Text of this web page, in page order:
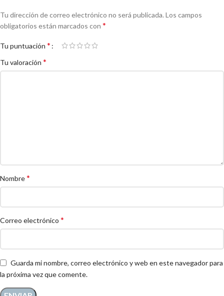
Tu dirección de correo electrónico no será publicada. Los campos
obligatorios están marcados con *
Tu puntuación *
Tu valoración *
Nombre*
Correo electrónico *
Guarda mi nombre, correo electrónico y web en este navegador para
la próxima vez que comente.